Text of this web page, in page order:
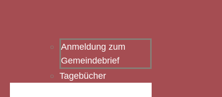
Anmeldung zum
Gemeindebrief
Tagebücher